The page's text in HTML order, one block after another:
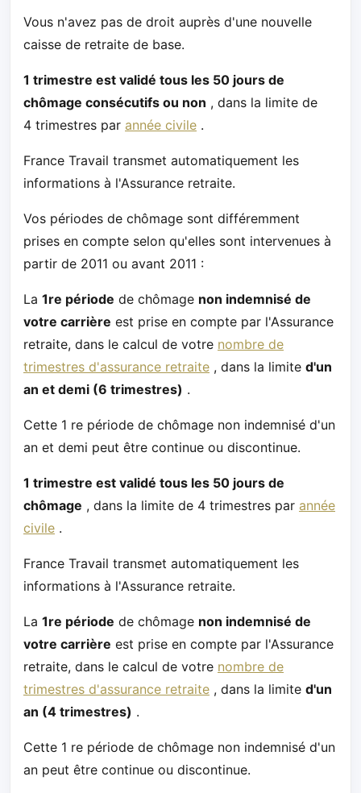
Vous n'avez pas de droit auprès d'une nouvelle
caisse de retraite de base.
1 trimestre est validé tous les 50 jours de
chômage consécutifs ou non , dans la limite de
4 trimestres par année civile .
France Travail transmet automatiquement les
informations à l'Assurance retraite.
Vos périodes de chômage sont différemment
prises en compte selon qu'elles sont intervenues à
partir de 2011 ou avant 2011 :
La 1re période de chômage non indemnisé de
votre carrière est prise en compte par l'Assurance
retraite, dans le calcul de votre nombre de
trimestres d'assurance retraite , dans la limite d'un
an et demi (6 trimestres) .
Cette 1 re période de chômage non indemnisé d'un
an et demi peut être continue ou discontinue.
1 trimestre est validé tous les 50 jours de
chômage , dans la limite de 4 trimestres par année
civile .
France Travail transmet automatiquement les
informations à l'Assurance retraite.
La 1re période de chômage non indemnisé de
votre carrière est prise en compte par l'Assurance
retraite, dans le calcul de votre nombre de
trimestres d'assurance retraite , dans la limite d'un
an (4 trimestres) .
Cette 1 re période de chômage non indemnisé d'un
an peut être continue ou discontinue.